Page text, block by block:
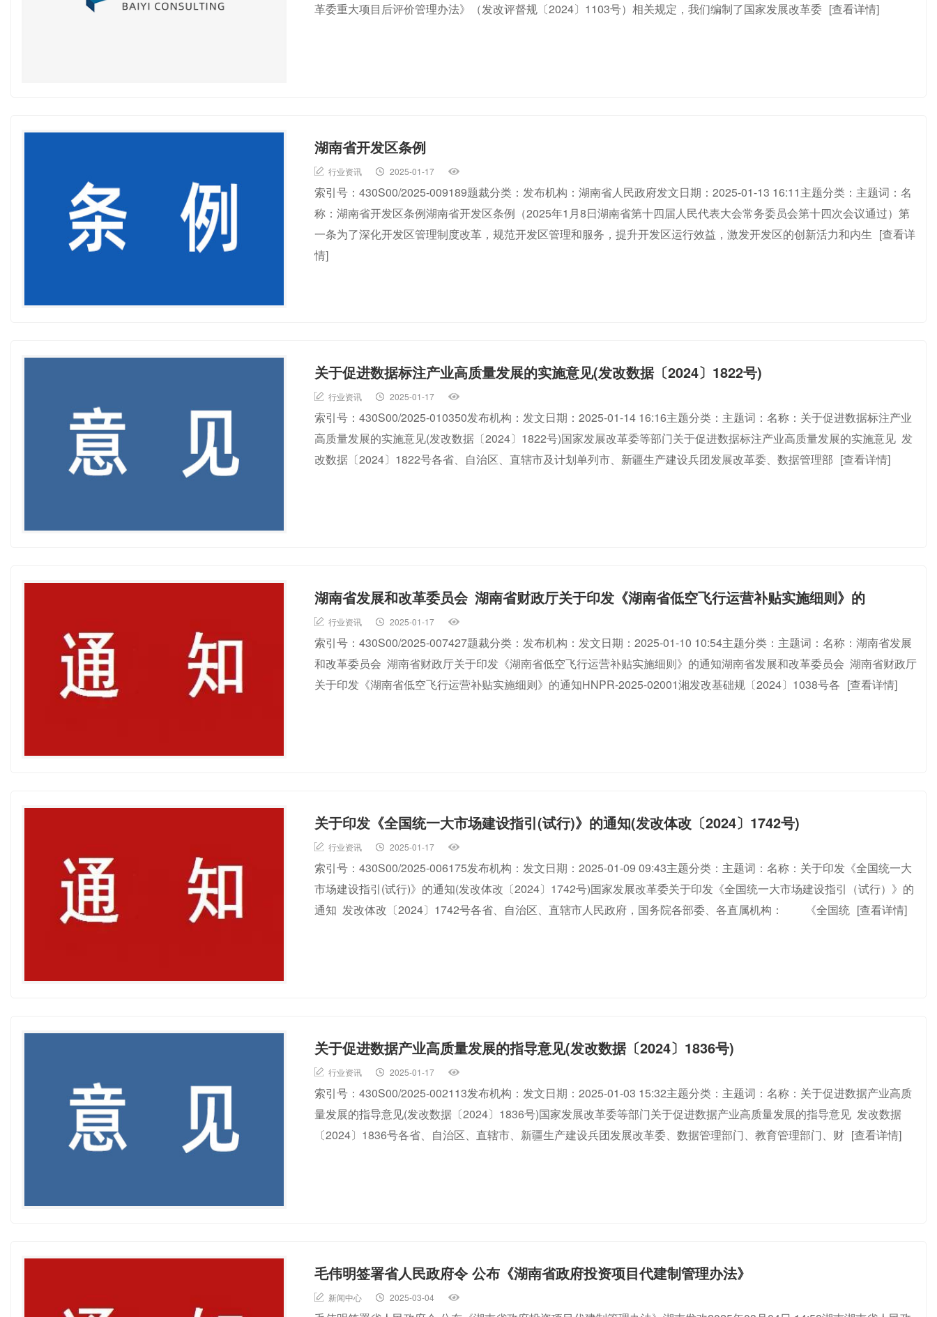
革委重大项目后评价管理办法》（发改评督规〔2024〕1103号）相关规定，我们编制了国家发展改革委 [查看详情]
湖南省开发区条例
行业资讯 2025-01-17
索引号：430S00/2025-009189题裁分类：发布机构：湖南省人民政府发文日期：2025-01-13 16:11主题分类：主题词：名
称：湖南省开发区条例湖南省开发区条例（2025年1月8日湖南省第十四届人民代表大会常务委员会第十四次会议通过）第
一条为了深化开发区管理制度改革，规范开发区管理和服务，提升开发区运行效益，激发开发区的创新活力和内生 [查看详
情]
关于促进数据标注产业高质量发展的实施意见(发改数据〔2024〕1822号)
行业资讯 2025-01-17
索引号：430S00/2025-010350发布机构：发文日期：2025-01-14 16:16主题分类：主题词：名称：关于促进数据标注产业
高质量发展的实施意见(发改数据〔2024〕1822号)国家发展改革委等部门关于促进数据标注产业高质量发展的实施意见 发
改数据〔2024〕1822号各省、自治区、直辖市及计划单列市、新疆生产建设兵团发展改革委、数据管理部 [查看详情]
湖南省发展和改革委员会 湖南省财政厅关于印发《湖南省低空飞行运营补贴实施细则》的
行业资讯 2025-01-17
索引号：430S00/2025-007427题裁分类：发布机构：发文日期：2025-01-10 10:54主题分类：主题词：名称：湖南省发展
和改革委员会 湖南省财政厅关于印发《湖南省低空飞行运营补贴实施细则》的通知湖南省发展和改革委员会 湖南省财政厅
关于印发《湖南省低空飞行运营补贴实施细则》的通知HNPR-2025-02001湘发改基础规〔2024〕1038号各 [查看详情]
关于印发《全国统一大市场建设指引(试行)》的通知(发改体改〔2024〕1742号)
行业资讯 2025-01-17
索引号：430S00/2025-006175发布机构：发文日期：2025-01-09 09:43主题分类：主题词：名称：关于印发《全国统一大
市场建设指引(试行)》的通知(发改体改〔2024〕1742号)国家发展改革委关于印发《全国统一大市场建设指引（试行）》的
通知 发改体改〔2024〕1742号各省、自治区、直辖市人民政府，国务院各部委、各直属机构： 《全国统 [查看详情]
关于促进数据产业高质量发展的指导意见(发改数据〔2024〕1836号)
行业资讯 2025-01-17
索引号：430S00/2025-002113发布机构：发文日期：2025-01-03 15:32主题分类：主题词：名称：关于促进数据产业高质
量发展的指导意见(发改数据〔2024〕1836号)国家发展改革委等部门关于促进数据产业高质量发展的指导意见 发改数据
〔2024〕1836号各省、自治区、直辖市、新疆生产建设兵团发展改革委、数据管理部门、教育管理部门、财 [查看详情]
毛伟明签署省人民政府令 公布《湖南省政府投资项目代建制管理办法》
新闻中心 2025-03-04